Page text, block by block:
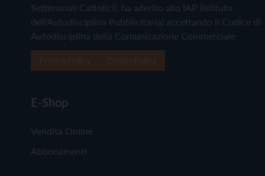
Settimanali Cattolici), ha aderito allo IAP (Istituto
dell'Autodisciplina Pubblicitaria) accettando il Codice di
Autodisciplina della Comunicazione Commerciale
E-Shop
Vendita Online
Abbonamenti